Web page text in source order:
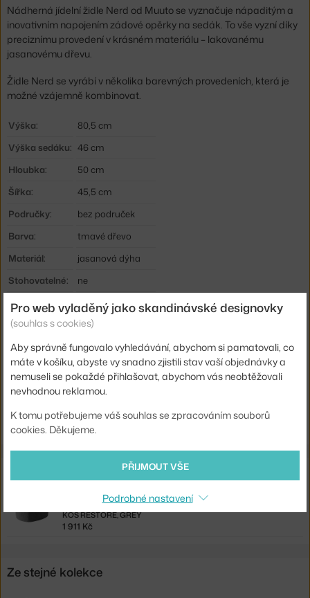
Nádherná jídelní židle Nerd od Muuto se vyznačuje nápaditým a
inovativním napojením zádové opěrky na sedák. To vše vyzní díky
preciznímu provedení v krásném materiálu – lakovanému
jasanovému dřevu.
Židle Nerd se vyrábí v několika barevných provedeních, která je
možné vzájemně kombinovat.
Výška:
80,5 cm
Výška sedáku: 46 cm
Hloubka:
50 cm
Šířka:
45,5 cm
Područky:
bez područek
Barva:
tmavé dřevo
Materiál:
jasanová dýha
Stohovatelné:
ne
Sedák:
dřevo
Podnož:
dřevo
Kód produktu
MUU-NERCHR021
EAN
5713294831384
Shopping from the EU? Switch toNerd Chair, dark brown
KOŠ RESTORE, GREY
1 911 Kč
Ze stejné kolekce
Pro web vyladěný jako skandinávské designovky
(souhlas s cookies)
Aby správně fungovalo vyhledávání, abychom si pamatovali, co
máte v košíku, abyste vy snadno zjistili stav vaší objednávky a
nemuseli se pokaždé přihlašovat, abychom vás neobtěžovali
nevhodnou reklamou.
K tomu potřebujeme váš souhlas se zpracováním souborů
cookies. Děkujeme.
PŘIJMOUT VŠE
Podrobné nastavení